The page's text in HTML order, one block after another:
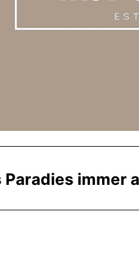
Paradies